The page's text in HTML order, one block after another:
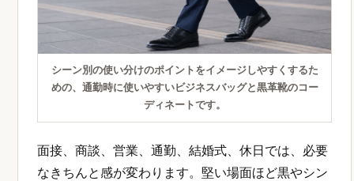
シーン別の使い分けのポイントをイメージしやすくするた
めの、通勤時に使いやすいビジネスバッグと黒革靴のコー
ディネートです。
面接、商談、営業、通勤、結婚式、休日では、必要
なきちんと感が変わります。堅い場面ほど黒やシン